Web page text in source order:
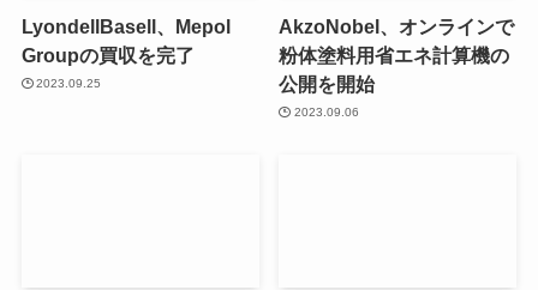
LyondellBasell、Mepol
Groupの買収を完了
2023.09.25
AkzoNobel、オンラインで
粉体塗料用省エネ計算機の
公開を開始
2023.09.06